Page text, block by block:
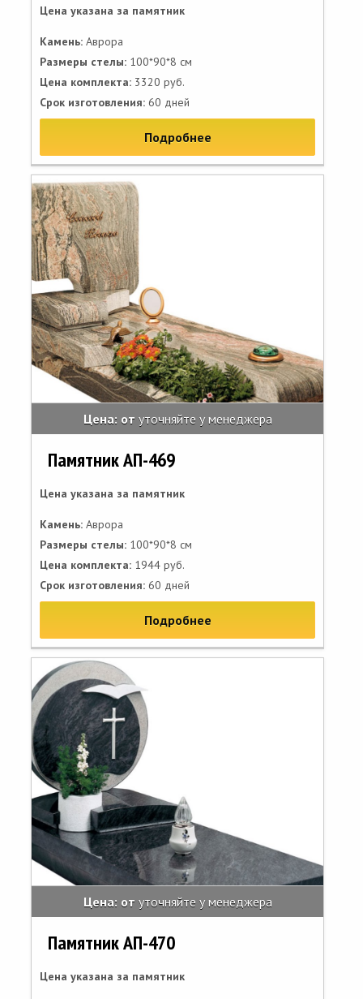
Цена указана за памятник
Камень: Аврора
Размеры стелы: 100*90*8 см
Цена комплекта: 3320 руб.
Срок изготовления: 60 дней
Подробнее
Цена: от уточняйте у менеджера
Памятник АП-469
Цена указана за памятник
Камень: Аврора
Размеры стелы: 100*90*8 см
Цена комплекта: 1944 руб.
Срок изготовления: 60 дней
Подробнее
Цена: от уточняйте у менеджера
Памятник АП-470
Цена указана за памятник